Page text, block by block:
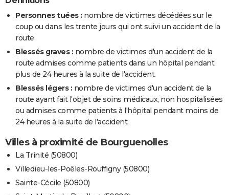
Personnes tuées : nombre de victimes décédées sur le
coup ou dans les trente jours qui ont suivi un accident de la
route.
Blessés graves : nombre de victimes d'un accident de la
route admises comme patients dans un hôpital pendant
plus de 24 heures à la suite de l'accident.
Blessés légers : nombre de victimes d'un accident de la
route ayant fait l'objet de soins médicaux, non hospitalisées
ou admises comme patients à l'hôpital pendant moins de
24 heures à la suite de l'accident.
Villes à proximité de Bourguenolles
La Trinité (50800)
Villedieu-les-Poêles-Rouffigny (50800)
Sainte-Cécile (50800)